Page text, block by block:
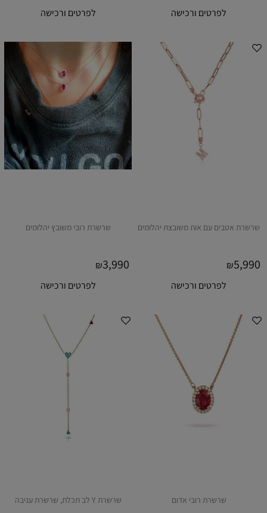
לפרטים ורכישה לפרטים ורכישה
שרשרת אטבים עם אות משובצת יהלומים
₪5,990
לפרטים ורכישה
שרשרת רובי משובץ יהלומים
₪3,990
לפרטים ורכישה
שרשרת רובי אדום שרשרת Y לב תכלת, שרשרת עניבה